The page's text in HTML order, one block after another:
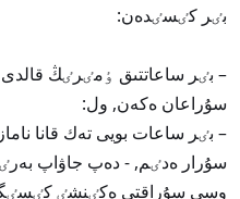
بٸر كٸسٸدەن:
– بٸر ساعاتتىق ٶمٸرٸڭ
سۇراعان ەكەن, ول:
– بٸر ساعات بويى تەك قانا
سۇرار ەدٸم, - دەپ جاۋاپ
وسى سۇراقتى ەكٸنشٸ كٸسٸگە